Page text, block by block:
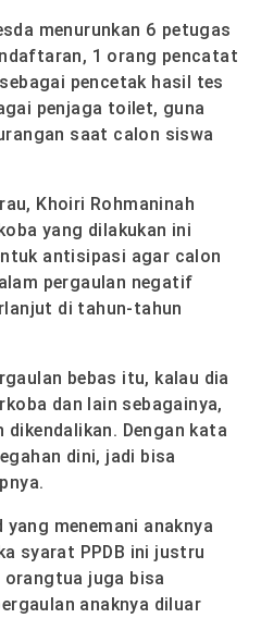
menurunkan 6 petugas
1 orang pencatat
pencetak hasil tes
penjaga toilet, guna
saat calon siswa
Khoiri Rohmaninah
yang dilakukan ini
antisipasi agar calon
pergaulan negatif
di tahun-tahun
bebas itu, kalau dia
dan lain sebagainya,
dikendalikan. Dengan kata
dini, jadi bisa
menemani anaknya
syarat PPDB ini justru
juga bisa
anaknya diluar